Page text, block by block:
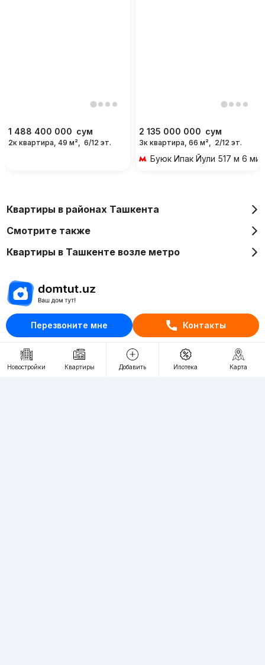
Перезвоните мне Контакты
1 488 400 000 сум
2к квартира, 49 м², 6/12 эт.
2 135 000 000 сум
3к квартира, 66 м², 2/12 эт.
Буюк Ипак Йули 517 м 6
Новостройки Квартиры Добавить Ипотека Карта
Квартиры в районах Ташкента
Смотрите также
Квартиры в Ташкенте возле метро
Отдел рекламы
+998 (78) 113-20-86
+998 (93) 390-30-10